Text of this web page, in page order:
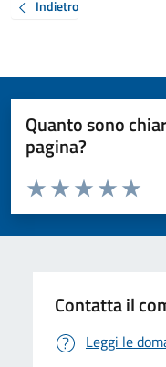
Indietro
Quanto sono
pagina?
Valuta da 1 a 5 stelle la
Valuta
Valuta 4
Valuta 3 stelle
Valuta 2 stelle su 5
Valuta 1 stelle su 5
Contatta il
Leggi le